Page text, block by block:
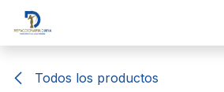
Ir al contenido
Todos los productos